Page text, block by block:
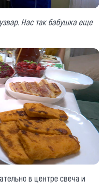
Нас так бабушка еще
в центре свеча и